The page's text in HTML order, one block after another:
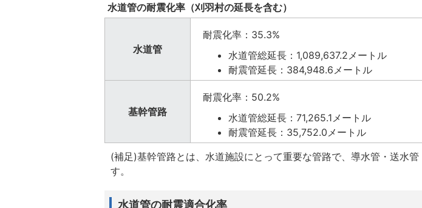
水道管の耐震化率（刈羽村の延長を含む）
水道管
耐震化率：35.3%
水道管総延長：1,089,637.2メートル
耐震管延長：384,948.6メートル
基幹管路
耐震化率：50.2%
水道管総延長：71,265.1メートル
耐震管延長：35,752.0メートル
(補足)基幹管路とは、水道施設にとって重要な管路で、導水管・送水管
す。
水道管の耐震適合化率